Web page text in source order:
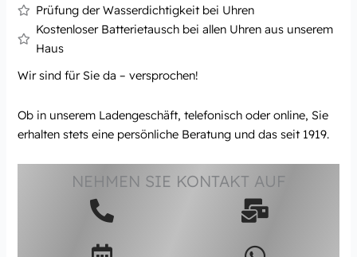
Prüfung der Wasserdichtigkeit bei Uhren
Kostenloser Batterietausch bei allen Uhren aus unserem
Haus
Wir sind für Sie da – versprochen!
Ob in unserem Ladengeschäft, telefonisch oder online, Sie
erhalten stets eine persönliche Beratung und das seit 1919.
NEHMEN SIE KONTAKT AUF